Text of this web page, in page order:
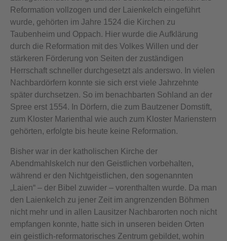
Reformation vollzogen und der Laienkelch eingeführt
wurde, gehörten im Jahre 1524 die Kirchen zu
Taubenheim und Oppach. Hier wurde die Aufklärung
durch die Reformation mit des Volkes Willen und der
stärkeren Förderung von Seiten der zuständigen
Herrschaft schneller durchgesetzt als anderswo. In vielen
Nachbardörfern konnte sie sich erst viele Jahrzehnte
später durchsetzen. So im benachbarten Sohland an der
Spree erst 1554. In Dörfern, die zum Bautzener Domstift,
zum Kloster Marienthal wie auch zum Kloster Marienstern
gehörten, erfolgte bis heute keine Reformation.
Bisher war in der katholischen Kirche der
Abendmahlskelch nur den Geistlichen vorbehalten,
während er den Nichtgeistlichen, den sogenannten
„Laien“ – der Bibel zuwider – vorenthalten wurde. Da man
den Laienkelch zu jener Zeit im angrenzenden Böhmen
nicht mehr und in allen Lausitzer Nachbarorten noch nicht
empfangen konnte, hatte sich in unseren beiden Orten
ein geistlich-reformatorisches Zentrum gebildet, wohin